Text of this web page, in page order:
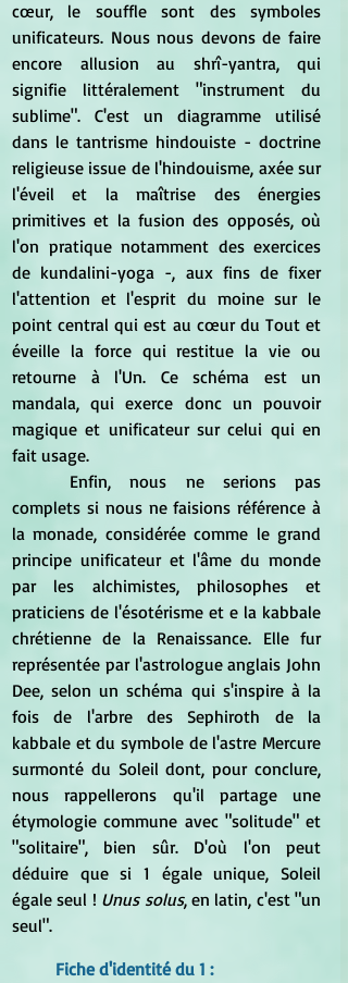
cœur, le souffle sont des symboles
unificateurs. Nous nous devons de faire
encore allusion au shrî-yantra, qui
signifie littéralement "instrument du
sublime". C'est un diagramme utilisé
dans le tantrisme hindouiste - doctrine
religieuse issue de l'hindouisme, axée sur
l'éveil et la maîtrise des énergies
primitives et la fusion des opposés, où
l'on pratique notamment des exercices
de kundalini-yoga -, aux fins de fixer
l'attention et l'esprit du moine sur le
point central qui est au cœur du Tout et
éveille la force qui restitue la vie ou
retourne à l'Un. Ce schéma est un
mandala, qui exerce donc un pouvoir
magique et unificateur sur celui qui en
fait usage.
complets si nous ne faisions référence à
la monade, considérée comme le grand
principe unificateur et l'âme du monde
par les alchimistes, philosophes et
praticiens de l'ésotérisme et e la kabbale
chrétienne de la Renaissance. Elle fur
représentée par l'astrologue anglais John
Dee, selon un schéma qui s'inspire à la
fois de l'arbre des Sephiroth de la
kabbale et du symbole de l'astre Mercure
surmonté du Soleil dont, pour conclure,
nous rappellerons qu'il partage une
étymologie commune avec "solitude" et
"solitaire", bien sûr. D'où l'on peut
déduire que si 1 égale unique, Soleil
égale seul ! Unus solus, en latin, c'est "un
seul".
Fiche d'identité du 1 :